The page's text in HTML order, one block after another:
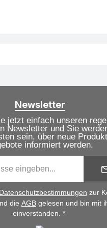
Newsletter
jetzt einfach unseren
Newsletter und Sie
sein, über neue
informiert werden.
Datenschutzbestimmungen zur
die AGB gelesen und bin mit
einverstanden. *